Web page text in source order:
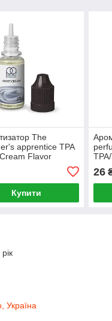
The
apprentice TPA
Flavor
Купити
26
Україна